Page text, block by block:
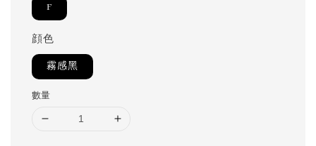
F
顔色
霧感黑
數量